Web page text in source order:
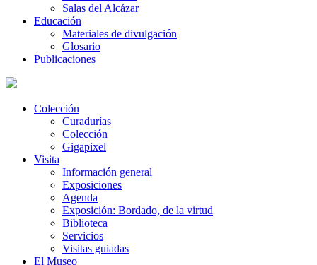
Salas del Alcázar
Educación
Materiales de divulgación
Glosario
Publicaciones
Colección
Curadurías
Colección
Gigapixel
Visita
Información general
Exposiciones
Agenda
Exposición: Bordado, de la virtud
Biblioteca
Servicios
Visitas guiadas
El Museo